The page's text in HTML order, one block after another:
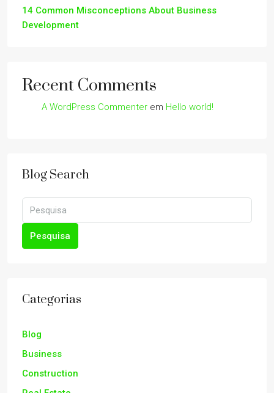
14 Common Misconceptions About Business
Development
Recent Comments
A WordPress Commenter em Hello world!
Blog Search
Pesquisa
Categorias
Blog
Business
Construction